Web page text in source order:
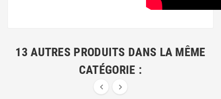
13 AUTRES PRODUITS DANS LA MÊME
CATÉGORIE :
 